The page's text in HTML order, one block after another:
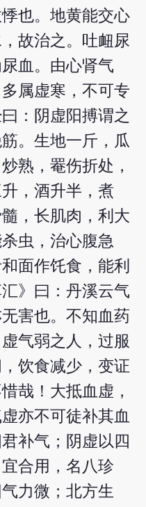
也。地黄能交心
故治之。吐衄尿
血。由心肾气
属虚寒，不可专
：阴虚阳搏谓之
。生地一斤，瓜
熟，罨伤折处，
，酒升半，煮
，长肌肉，利大
虫，治心腹急
面作饦食，能利
》曰：丹溪云气
害也。不知血药
气弱之人，过服
饮食减少，变证
哉！大抵血虚，
亦不可徒补其血
补气；阴虚以四
合用，名八珍
力微；北方生